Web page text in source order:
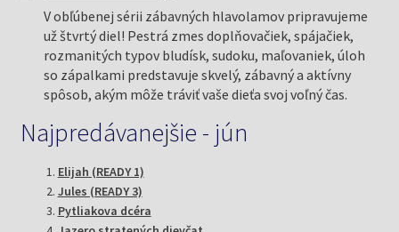
V obľúbenej sérii zábavných hlavolamov pripravujeme
už štvrtý diel! Pestrá zmes doplňovačiek, spájačiek,
rozmanitých typov bludísk, sudoku, maľovaniek, úloh
so zápalkami predstavuje skvelý, zábavný a aktívny
spôsob, akým môže tráviť vaše dieťa svoj voľný čas.
Najpredávanejšie - jún
Elijah (READY 1)
Jules (READY 3)
Pytliakova dcéra